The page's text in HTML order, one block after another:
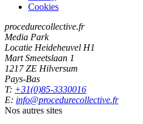
Cookies
procedurecollective.fr
Media Park
Locatie Heideheuvel H1
Mart Smeetslaan 1
1217 ZE Hilversum
Pays-Bas
T: +31(0)85-3330016
E: info@procedurecollective.fr
Nos autres sites